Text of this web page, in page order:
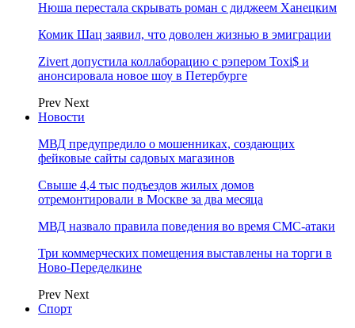
Нюша перестала скрывать роман с диджеем Ханецким
Комик Шац заявил, что доволен жизнью в эмиграции
Zivert допустила коллаборацию с рэпером Toxi$ и
анонсировала новое шоу в Петербурге
Prev Next
Новости
МВД предупредило о мошенниках, создающих
фейковые сайты садовых магазинов
Свыше 4,4 тыс подъездов жилых домов
отремонтировали в Москве за два месяца
МВД назвало правила поведения во время СМС-атаки
Три коммерческих помещения выставлены на торги в
Ново-Переделкине
Prev Next
Спорт